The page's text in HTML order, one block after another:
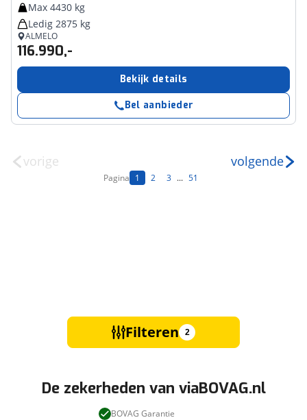
Max 4430 kg
Ledig 2875 kg
ALMELO
116.990,-
Bekijk details
Bel aanbieder
vorige
Pagina 1 2 3 ... 51
volgende
Filteren 2
De zekerheden van viaBOVAG.nl
BOVAG Garantie